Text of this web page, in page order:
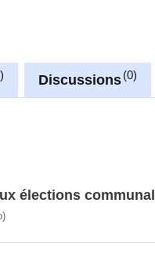
Discussions 0
élections